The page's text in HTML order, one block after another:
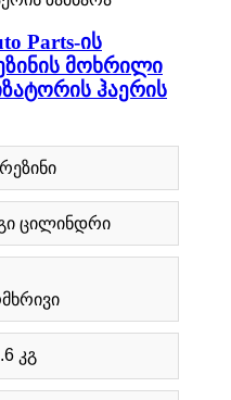
Parts-ის
მოხრილი
ჰაერის
რეზინი
ცილინდრი
კგ